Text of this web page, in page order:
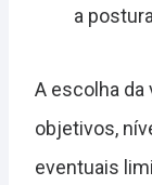
a
A escolha da
objetivos,
eventuais